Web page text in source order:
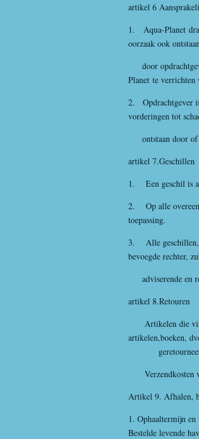
artikel 6
1.
Aqua-Planet
oorzaak ook
door
Planet te verrichten
2. Opdrachtgever
vorderingen tot
ontstaan door of
artikel 7.Geschillen
1. Een geschil is
2. Op alle
toepassing.
3. Alle geschillen,
bevoegde rechter,
adviserende en
artikel 8.Retouren
Artikelen die via
artikelen,boeken,
geretourneerd.
Verzendkosten
Artikel 9. Afhalen,
1. Ophaaltermijn
Bestelde levende